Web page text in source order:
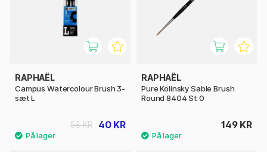
RAPHAËL
Campus Watercolour Brush 3-
sæt L
40 KR
58 KR
RAPHAËL
Pure Kolinsky Sable Brush
Round 8404 St 0
149 KR